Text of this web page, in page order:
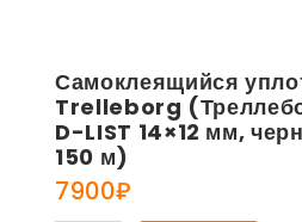
Самоклеящийся
Trelleborg
D-LIST 14×12 мм,
150 м)
7900₽